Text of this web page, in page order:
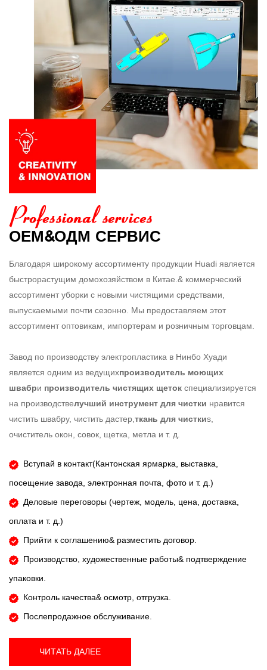
ОЕМ&ОДМ СЕРВИС
Благодаря широкому ассортименту продукции Huadi является
быстрорастущим домохозяйством в Китае.& коммерческий
ассортимент уборки с новыми чистящими средствами,
выпускаемыми почти сезонно. Мы предоставляем этот
ассортимент оптовикам, импортерам и розничным торговцам.
​​​​​​​Завод по производству электропластика в Нинбо Хуади
является одним из ведущихпроизводитель моющих
швабри производитель чистящих щеток специализируется
на производствелучший инструмент для чистки нравится
чистить швабру, чистить дастер,ткань для чисткиs,
очиститель окон, совок, щетка, метла и т. д.
Вступай в контакт(Кантонская ярмарка, выставка,
посещение завода, электронная почта, фото и т. д.)
Деловые переговоры (чертеж, модель, цена, доставка,
оплата и т. д.)
Прийти к соглашению& разместить договор.
Производство, художественные работы& подтверждение
упаковки.
Контроль качества& осмотр, отгрузка.
​​​​​ Послепродажное обслуживание.
ЧИТАТЬ ДАЛЕЕ